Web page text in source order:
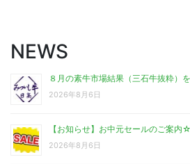
NEWS
８月の素牛市場結果（三石牛抜粋）
2026年8月6日
【お知らせ】お中元セールのご案内☆
2026年8月6日